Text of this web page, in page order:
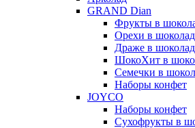
GRAND Dian
Фрукты в
Орехи в
Драже в
ШокоХит в
Семечки в
Наборы конфет
JOYCO
Наборы конфет
Сухофрукты в